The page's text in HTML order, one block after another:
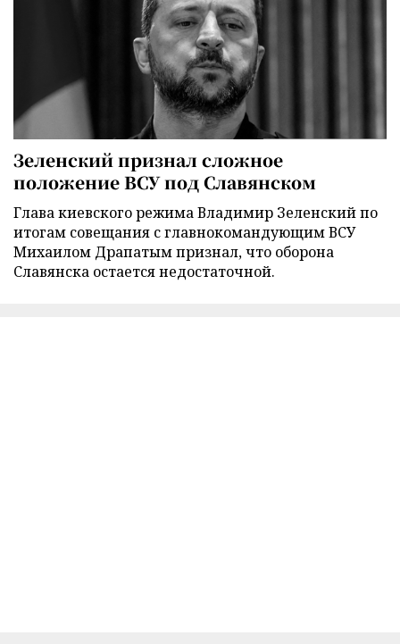
Зеленский признал сложное
положение ВСУ под Славянском
Глава киевского режима Владимир Зеленский по
итогам совещания с главнокомандующим ВСУ
Михаилом Драпатым признал, что оборона
Славянска остается недостаточной.